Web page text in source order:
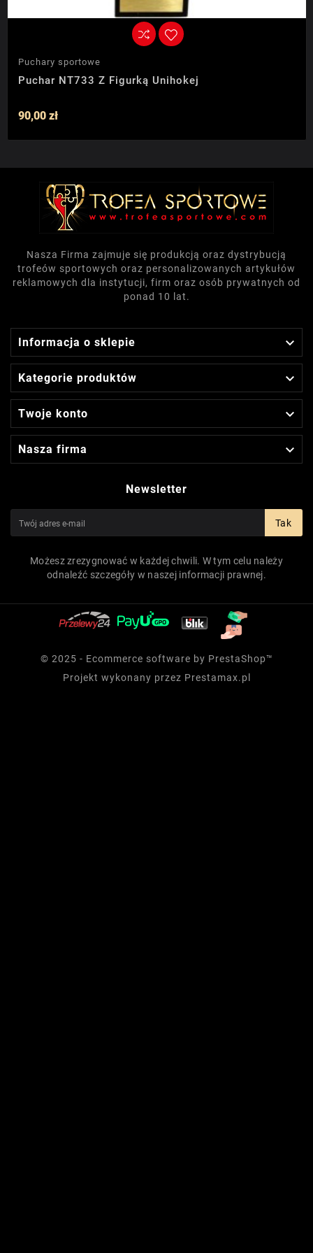
Puchary sportowe
Puchar NT733 Z Figurką Unihokej
90,00 zł
Nasza Firma zajmuje się produkcją oraz dystrybucją
trofeów sportowych oraz personalizowanych artykułów
reklamowych dla instytucji, firm oraz osób prywatnych od
ponad 10 lat.
Informacja o sklepie 
Kategorie produktów 
Twoje konto 
Nasza firma 
Newsletter
Tak
Możesz zrezygnować w każdej chwili. W tym celu należy
odnaleźć szczegóły w naszej informacji prawnej.
© 2025 - Ecommerce software by PrestaShop™
Projekt wykonany przez Prestamax.pl